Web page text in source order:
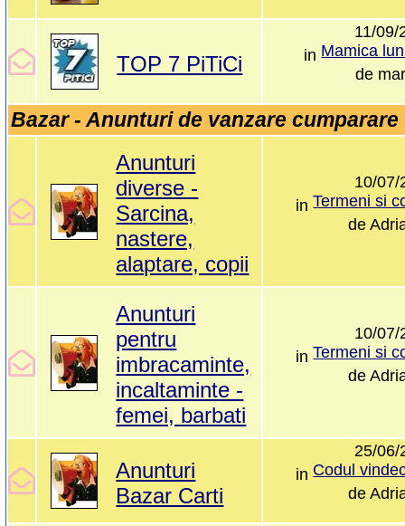
TOP 7 PiTiCi
11/09/
inMamica
de
Bazar - Anunturi de vanzare cumparare
Anunturi
diverse -
Sarcina,
nastere,
alaptare, copii
10/07/
in
de
Anunturi
pentru
imbracaminte,
incaltaminte -
femei, barbati
10/07/
in
de
Anunturi
Bazar Carti
25/06/
in
de